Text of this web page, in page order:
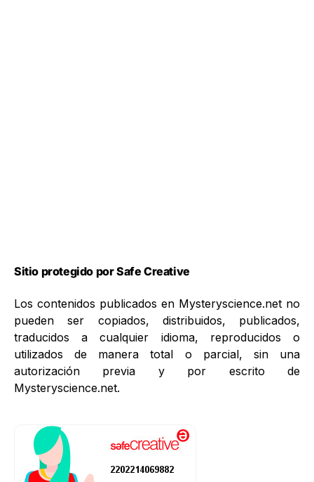
Sitio protegido por Safe Creative
Los contenidos publicados en Mysteryscience.net no
pueden ser copiados, distribuidos, publicados,
traducidos a cualquier idioma, reproducidos o
utilizados de manera total o parcial, sin una
autorización previa y por escrito de
Mysteryscience.net.